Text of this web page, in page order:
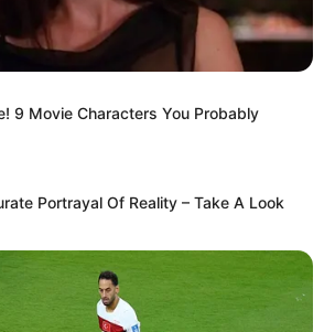
9 Movie Characters You Probably
Portrayal Of Reality – Take A Look